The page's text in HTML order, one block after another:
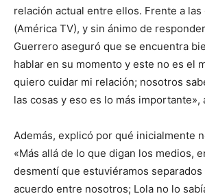
relación actual entre ellos. Frente a las
(América TV), y sin ánimo de
Guerrero aseguró que se encuentra
hablar en su momento y este no es el
quiero cuidar mi relación; nosotros
las cosas y eso es lo más importante»,
Además, explicó por qué inicialmente
«Más allá de lo que digan los medios,
desmentí que estuviéramos
acuerdo entre nosotros; Lola no lo